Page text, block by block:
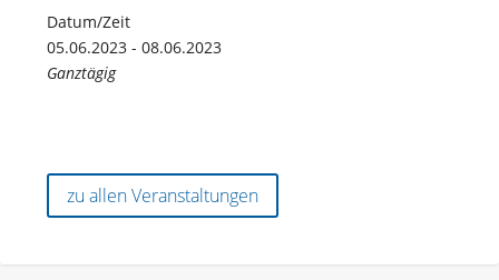
Datum/Zeit
05.06.2023 - 08.06.2023
Ganztägig
zu allen Veranstaltungen